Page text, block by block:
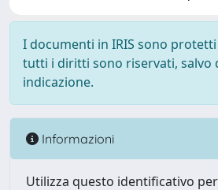
I documenti in IRIS sono
tutti i diritti sono riservati, salvo
indicazione.
Informazioni
Utilizza questo identificativo